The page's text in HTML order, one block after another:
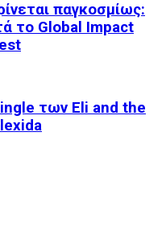
παγκοσμίως:
το Global Impact
των Eli and the